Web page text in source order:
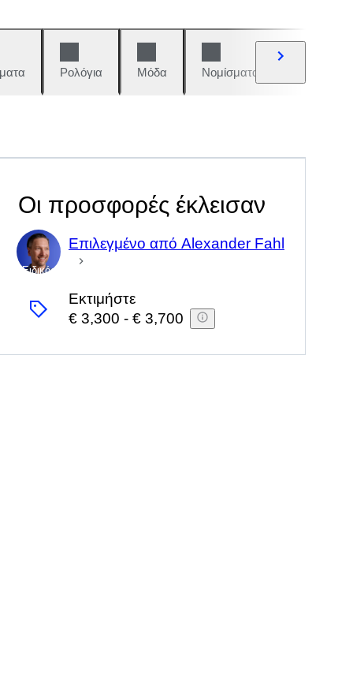
Ρολόγια Μόδα Νομίσματα και
Οι προσφορές έκλεισαν
Ειδικός
Επιλεγμένο από Alexander Fahl
Εκτιμήστε
€ 3,300 - € 3,700